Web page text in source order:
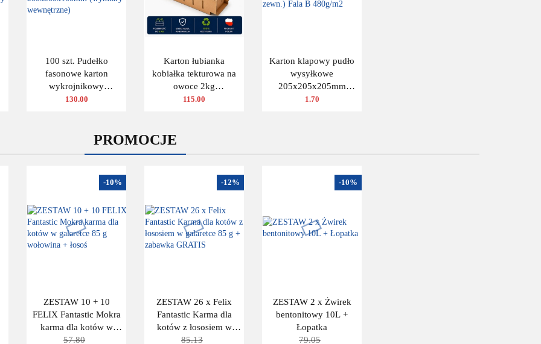
100 szt. Pudełko
fasonowe karton
wykrojnikowy
200x200x100mm
130.00
Karton łubianka
kobiałka tekturowa na
owoce 2kg
(390x135x110 zewn.)
115.00
Karton klapowy pudło
wysyłkowe
205x205x205mm
(wymiar zewn.) Fala B
1.70
PROMOCJE
ZESTAW 10 + 10
FELIX Fantastic Mokra
karma dla kotów w
galaretce 85 g wołowina
57.80
-10%
ZESTAW 26 x Felix
Fantastic Karma dla
kotów z łososiem w
galaretce 85 g +
85.13
-12%
ZESTAW 2 x Żwirek
bentonitowy 10L +
Łopatka
79.05
-10%